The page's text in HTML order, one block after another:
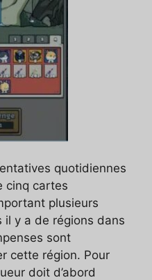
quotidiennes
cinq cartes
plusieurs
il y a de régions dans
sont
cette région. Pour
doit d’abord